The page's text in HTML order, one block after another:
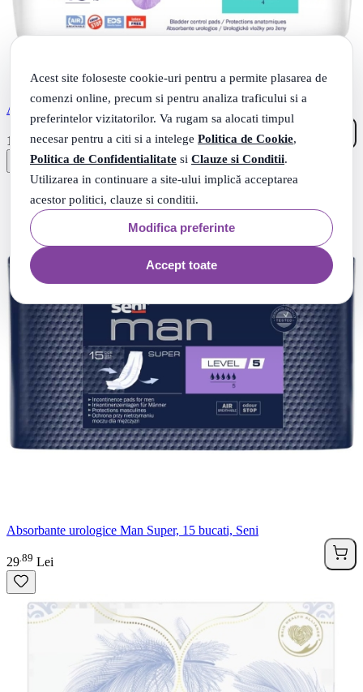
Acest site foloseste cookie-uri pentru a permite plasarea de
comenzi online, precum si pentru analiza traficului si a
preferintelor vizitatorilor. Va rugam sa alocati timpul
necesar pentru a citi si a intelege Politica de Cookie,
Politica de Confidentialitate si Clauze si Conditii.
Utilizarea in continuare a site-ului implică acceptarea
acestor politici, clauze si conditii.
Modifica preferinte
Accept toate
Absorbante Lady Slim Extra 15 buc, Seni
18 26Lei
Absorbante urologice Man Super, 15 bucati, Seni
29 89 Lei